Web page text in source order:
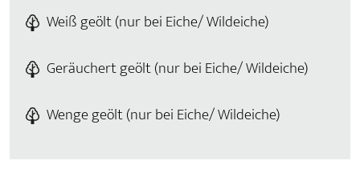
Weiß geölt (nur bei Eiche/ Wildeiche)
Geräuchert geölt (nur bei Eiche/ Wildeiche)
Wenge geölt (nur bei Eiche/ Wildeiche)